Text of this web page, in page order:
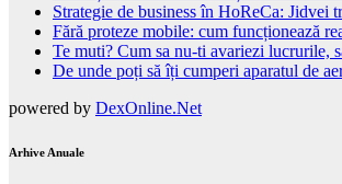
Strategie de business în HoReCa: Jidvei
Fără proteze mobile: cum funcționează
Te muti? Cum sa nu-ti avariezi lucrurile,
De unde poți să îți cumperi aparatul de
powered by DexOnline.Net
Arhive Anuale